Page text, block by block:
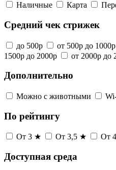
Наличные Карта
Средний чек стрижек
до 500р от 500р до 1000р
1500р до 2000р
от 2000р до
Дополнительно
Можно с животными
По рейтингу
От 3 ★ От 3,5 ★ От
Доступная среда